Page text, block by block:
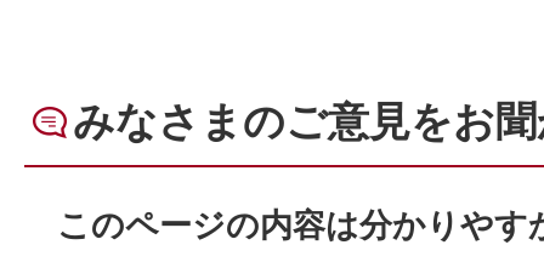
みなさまのご意見をお
このページの内容は分かりやす